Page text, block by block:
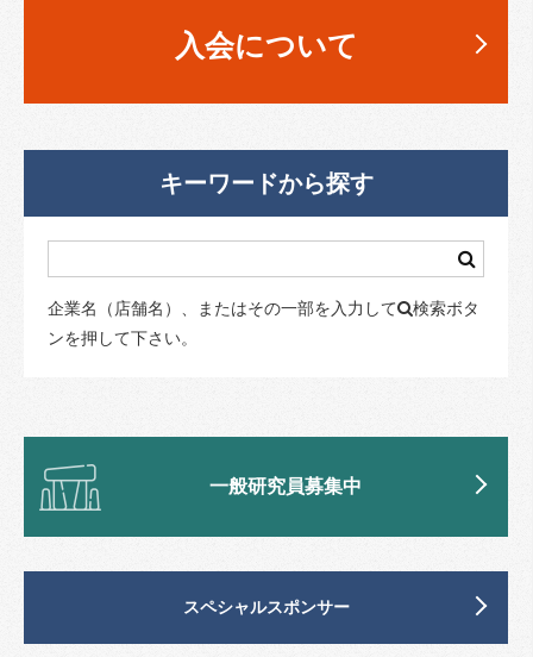
入会について
キーワードから探す
企業名（店舗名）、またはその一部を入力して
検索ボタ
ンを押して下さい。
一般研究員募集中
スペシャルスポンサー